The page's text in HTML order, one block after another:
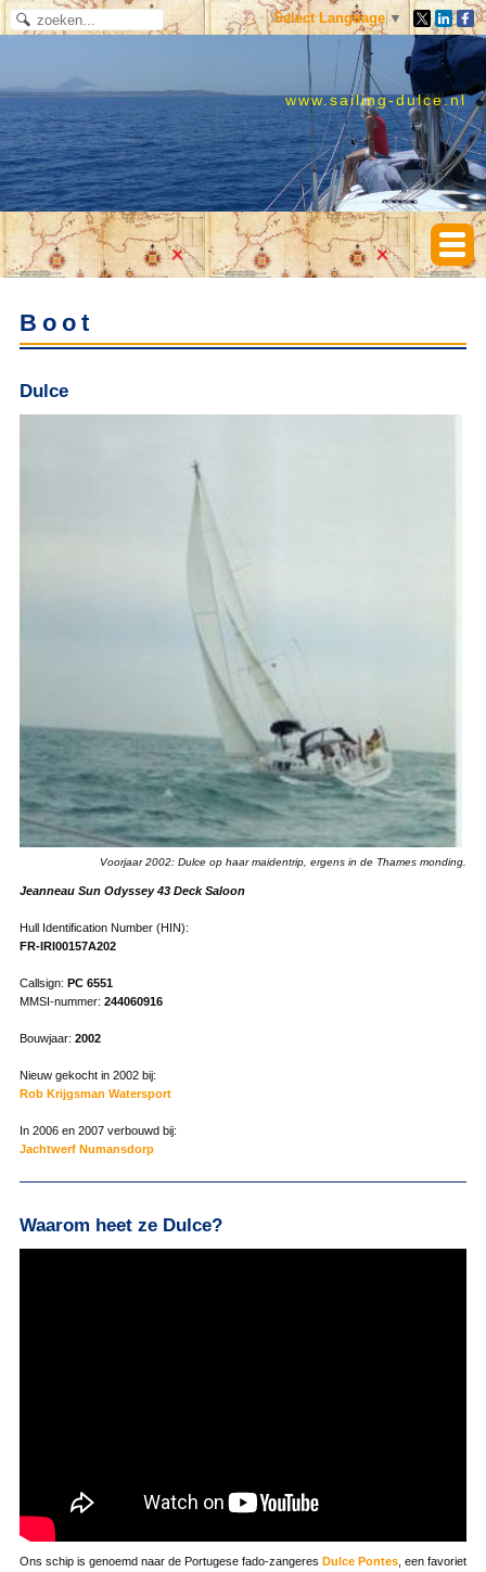
Select Language ▼
www.sailing-dulce.nl
Boot
Dulce
Voorjaar 2002: Dulce op haar maidentrip, ergens in de Thames monding.
Jeanneau Sun Odyssey 43 Deck Saloon
Hull Identification Number (HIN):
FR-IRI00157A202
Callsign: PC 6551
MMSI-nummer: 244060916
Bouwjaar: 2002
Nieuw gekocht in 2002 bij:
Rob Krijgsman Watersport
In 2006 en 2007 verbouwd bij:
Jachtwerf Numansdorp
Waarom heet ze Dulce?
Ons schip is genoemd naar de Portugese fado-zangeres Dulce Pontes, een favoriet